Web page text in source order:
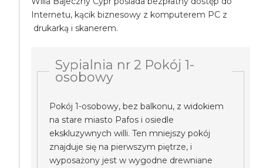
Internetu, kącik biznesowy z komputerem PC z
drukarką i skanerem.
Sypialnia nr 2 Pokój 1-
osobowy
Pokój 1-osobowy, bez balkonu, z widokiem
na stare miasto Pafos i osiedle
ekskluzywnych willi. Ten mniejszy pokój
znajduje się na pierwszym piętrze, i
wyposażony jest w wygodne drewniane